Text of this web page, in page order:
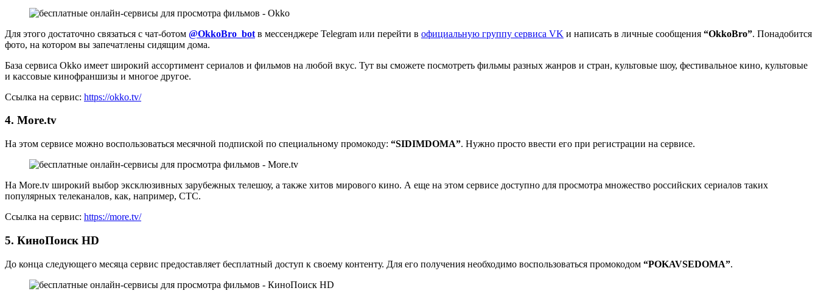
Для этого достаточно связаться с чат-ботом @OkkoBro_bot в мессенджере Telegram или перейти в официальную группу сервиса VK и написать в личные сообщения “OkkoBro”. Понадобится
фото, на котором вы запечатлены сидящим дома.
База сервиса Okko имеет широкий ассортимент сериалов и фильмов на любой вкус. Тут вы сможете посмотреть фильмы разных жанров и стран, культовые шоу, фестивальное кино, культовые
и кассовые кинофраншизы и многое другое.
Ссылка на сервис: https://okko.tv/
4. More.tv
На этом сервисе можно воспользоваться месячной подпиской по специальному промокоду: “SIDIMDOMA”. Нужно просто ввести его при регистрации на сервисе.
На More.tv широкий выбор эксклюзивных зарубежных телешоу, а также хитов мирового кино. А еще на этом сервисе доступно для просмотра множество российских сериалов таких
популярных телеканалов, как, например, СТС.
Ссылка на сервис: https://more.tv/
5. КиноПоиск HD
До конца следующего месяца сервис предоставляет бесплатный доступ к своему контенту. Для его получения необходимо воспользоваться промокодом “POKAVSEDOMA”.